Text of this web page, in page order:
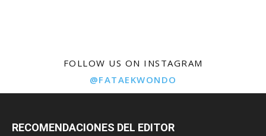
FOLLOW US ON INSTAGRAM
@FATAEKWONDO
RECOMENDACIONES DEL EDITOR